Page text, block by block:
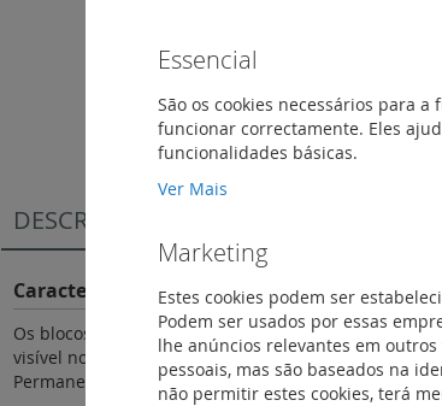
de
imagens
DESCRIÇÃO
Características do Produto
Os blocos com função autoteste incorporam um
visível nos 2 LEDs de sinalização (verde - OK e
Permanente / Não permanente (P/NP). Pode
Essencial
São os cookies necessários para
funcionar correctamente. Eles
funcionalidades básicas.
Ver Mais
Marketing
Estes cookies podem ser
Podem ser usados por essas
lhe anúncios relevantes em
pessoais, mas são baseados na
não permitir estes cookies, terá